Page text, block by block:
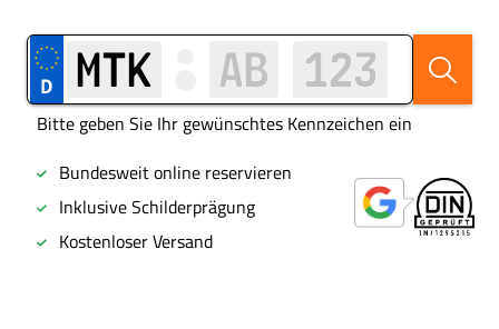
Bitte geben Sie Ihr gewünschtes Kennzeichen ein
Bundesweit online reservieren
Inklusive Schilderprägung
Kostenloser Versand